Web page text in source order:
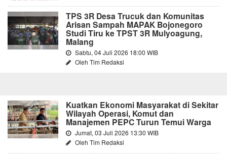
TPS 3R Desa Trucuk dan Komunitas
Arisan Sampah MAPAK Bojonegoro
Studi Tiru ke TPST 3R Mulyoagung,
Malang
Sabtu, 04 Juli 2026 18:00 WIB
Oleh Tim Redaksi
Kuatkan Ekonomi Masyarakat di Sekitar
Wilayah Operasi, Komut dan
Manajemen PEPC Turun Temui Warga
Jumat, 03 Juli 2026 13:30 WIB
Oleh Tim Redaksi